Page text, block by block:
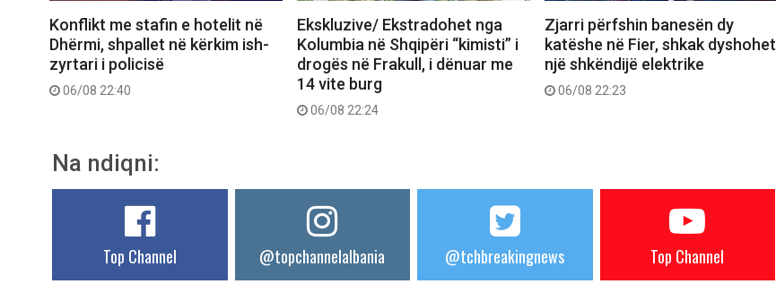
Konflikt me stafin e hotelit në
Dhërmi, shpallet në kërkim ish-
zyrtari i policisë
06/08 22:40
Ekskluzive/ Ekstradohet nga
Kolumbia në Shqipëri “kimisti” i
drogës në Frakull, i dënuar me
14 vite burg
06/08 22:24
Zjarri përfshin banesën dy
katëshe në Fier, shkak dyshohet
një shkëndijë elektrike
06/08 22:23
Na ndiqni:
Top Channel @topchannelalbania @tchbreakingnews Top Channel